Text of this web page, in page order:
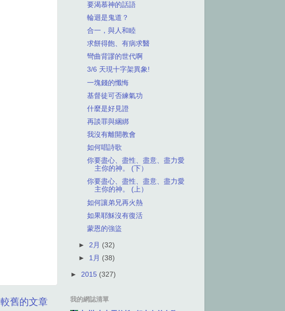
較舊的文章
要渴慕神的話語
輪迴是鬼道？
合一，與人和睦
求餅得飽、有病求醫
彎曲背謬的世代啊
3/6 天現十字架異象!
一塊錢的懺悔
基督徒可否練氣功
什麼是好見證
再談罪與綑綁
我沒有離開教會
如何唱詩歌
你要盡心、盡性、盡意、盡力愛
主你的神。 (下）
你要盡心、盡性、盡意、盡力愛
主你的神。 (上）
如何讓弟兄再火熱
如果耶穌沒有復活
蒙恩的強盜
► 2月 (32)
► 1月 (38)
► 2015 (327)
我的網誌清單